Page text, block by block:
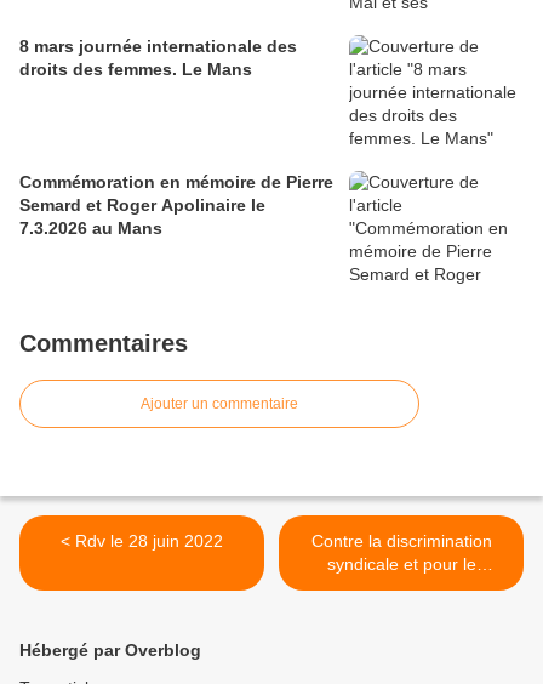
8 mars journée internationale des
droits des femmes. Le Mans
Commémoration en mémoire de Pierre
Semard et Roger Apolinaire le
7.3.2026 au Mans
Commentaires
Ajouter un commentaire
< Rdv le 28 juin 2022
Contre la discrimination
syndicale et pour le
maintien de nos droits,
Hébergé par Overblog